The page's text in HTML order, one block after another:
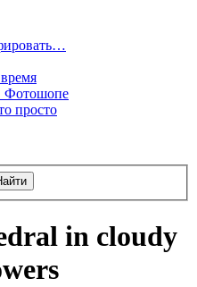
Фотошопе
просто
in cloudy